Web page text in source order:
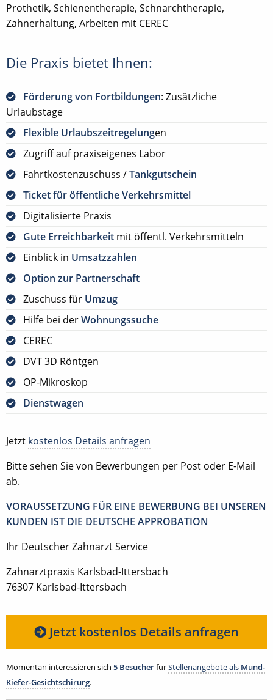
Prothetik, Schienentherapie, Schnarchtherapie,
Zahnerhaltung, Arbeiten mit CEREC
Die Praxis bietet Ihnen:
Förderung von Fortbildungen: Zusätzliche
Urlaubstage
Flexible Urlaubszeitregelungen
Zugriff auf praxiseigenes Labor
Fahrtkostenzuschuss /Tankgutschein
Ticket für öffentliche Verkehrsmittel
Digitalisierte Praxis
Gute Erreichbarkeit mit öffentl. Verkehrsmitteln
Einblick in Umsatzzahlen
Option zur Partnerschaft
Zuschuss für Umzug
Hilfe bei derWohnungssuche
CEREC
DVT 3D Röntgen
OP-Mikroskop
Dienstwagen
Jetzt kostenlos Details anfragen
Bitte sehen Sie von Bewerbungen per Post oder E-Mail
ab.
VORAUSSETZUNG FÜR EINE BEWERBUNG BEI UNSEREN
KUNDEN IST DIE DEUTSCHE APPROBATION
Ihr Deutscher Zahnarzt Service
Zahnarztpraxis Karlsbad-Ittersbach
76307 Karlsbad-Ittersbach
Jetzt kostenlos Details anfragen
Momentan interessieren sich 5 BesucherfürStellenangebote als Mund-
Kiefer-Gesichtschirurg.